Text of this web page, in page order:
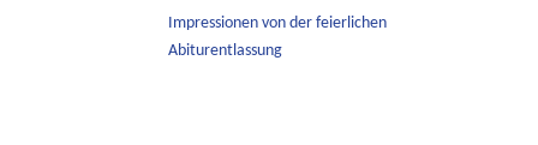
Impressionen von der feierlichen
Abiturentlassung